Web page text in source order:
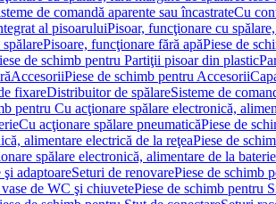
de comandă aparente sau încastrateCu
al pisoaruluiPisoar, funcţionare cu
Pisoare, funcţionare fără apăPiese de
de schimb pentru Partiţii pisoar din plastic
AccesoriiPiese de schimb pentru Accesorii
fixareDistribuitor de spălareSisteme de
pentru Cu acţionare spălare electronică,
Cu acţionare spălare pneumaticăPiese de
alimentare electrică de la reţeaPiese de
spălare electronică, alimentare de la baterie
adaptoareSeturi de renovarePiese de schimb
de WC şi chiuvetePiese de schimb pentru